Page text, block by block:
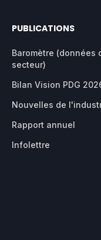
PUBLICATIONS
Baromètre (données
secteur)
Bilan Vision PDG
Nouvelles de
Rapport annuel
Infolettre